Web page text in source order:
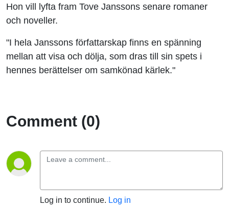
Hon vill lyfta fram Tove Janssons senare romaner
och noveller.
"I hela Janssons författarskap finns en spänning
mellan att visa och dölja, som dras till sin spets i
hennes berättelser om samkönad kärlek."
Comment (0)
Log in to continue. Log in